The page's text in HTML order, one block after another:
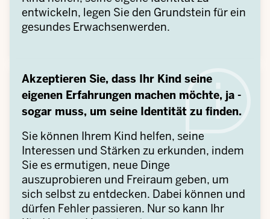
entwickeln, legen Sie den Grundstein für ein
gesundes Erwachsenwerden.
Akzeptieren Sie, dass Ihr Kind seine
eigenen Erfahrungen machen möchte, ja -
sogar muss, um seine Identität zu finden.
Sie können Ihrem Kind helfen, seine
Interessen und Stärken zu erkunden, indem
Sie es ermutigen, neue Dinge
auszuprobieren und Freiraum geben, um
sich selbst zu entdecken. Dabei können und
dürfen Fehler passieren. Nur so kann Ihr